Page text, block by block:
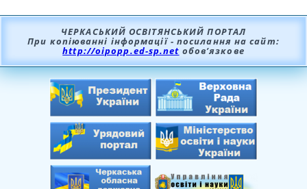
ЧЕРКАСЬКИЙ ОСВІТЯНСЬКИЙ ПОРТАЛ
При копіюванні інформації - посилання на сайт:
http://oipopp.ed-sp.net обов’язкове